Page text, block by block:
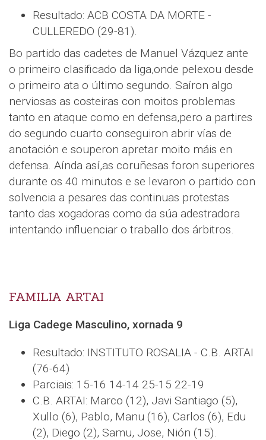
Resultado: ACB COSTA DA MORTE -
CULLEREDO (29-81).
Bo partido das cadetes de Manuel Vázquez ante
o primeiro clasificado da liga,onde pelexou desde
o primeiro ata o último segundo. Saíron algo
nerviosas as costeiras con moitos problemas
tanto en ataque como en defensa,pero a partires
do segundo cuarto conseguiron abrir vías de
anotación e souperon apretar moito máis en
defensa. Aínda así,as coruñesas foron superiores
durante os 40 minutos e se levaron o partido con
solvencia a pesares das continuas protestas
tanto das xogadoras como da súa adestradora
intentando influenciar o traballo dos árbitros.
FAMILIA ARTAI
Liga Cadege Masculino, xornada 9
Resultado: INSTITUTO ROSALIA - C.B. ARTAI
(76-64)
Parciais: 15-16 14-14 25-15 22-19
C.B. ARTAI: Marco (12), Javi Santiago (5),
Xullo (6), Pablo, Manu (16), Carlos (6), Edu
(2), Diego (2), Samu, Jose, Nión (15).